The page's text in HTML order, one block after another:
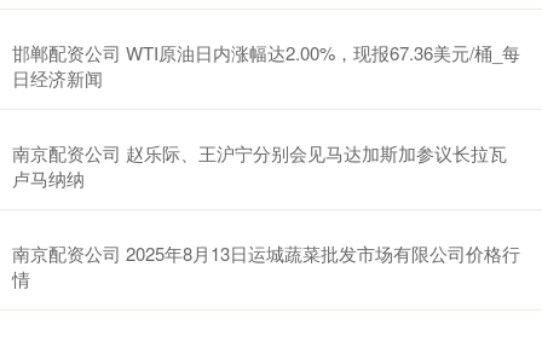
邯郸配资公司 WTI原油日内涨幅达2.00%，现报67.36美元/桶_每
日经济新闻
南京配资公司 赵乐际、王沪宁分别会见马达加斯加参议长拉瓦
卢马纳纳
南京配资公司 2025年8月13日运城蔬菜批发市场有限公司价格行
情